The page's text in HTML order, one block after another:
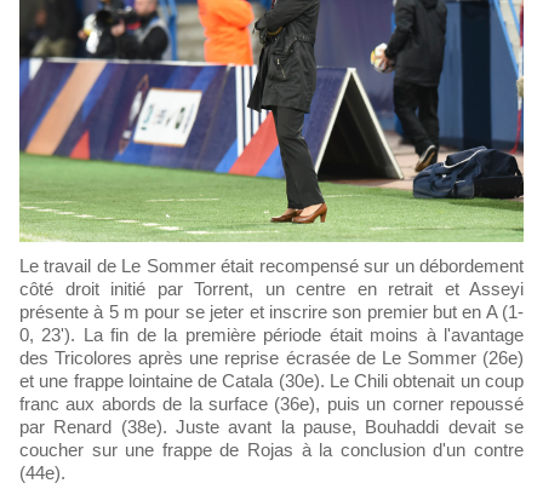
Le travail de Le Sommer était recompensé sur un débordement
côté droit initié par Torrent, un centre en retrait et Asseyi
présente à 5 m pour se jeter et inscrire son premier but en A (1-
0, 23'). La fin de la première période était moins à l'avantage
des Tricolores après une reprise écrasée de Le Sommer (26e)
et une frappe lointaine de Catala (30e). Le Chili obtenait un coup
franc aux abords de la surface (36e), puis un corner repoussé
par Renard (38e). Juste avant la pause, Bouhaddi devait se
coucher sur une frappe de Rojas à la conclusion d'un contre
(44e).